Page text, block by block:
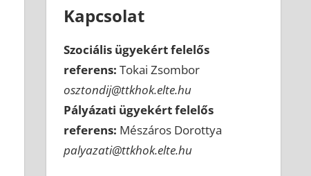
Kapcsolat
Szociális ügyekért felelős
referens: Tokai Zsombor
osztondij@ttkhok.elte.hu
Pályázati ügyekért felelős
referens: Mészáros Dorottya
palyazati@ttkhok.elte.hu